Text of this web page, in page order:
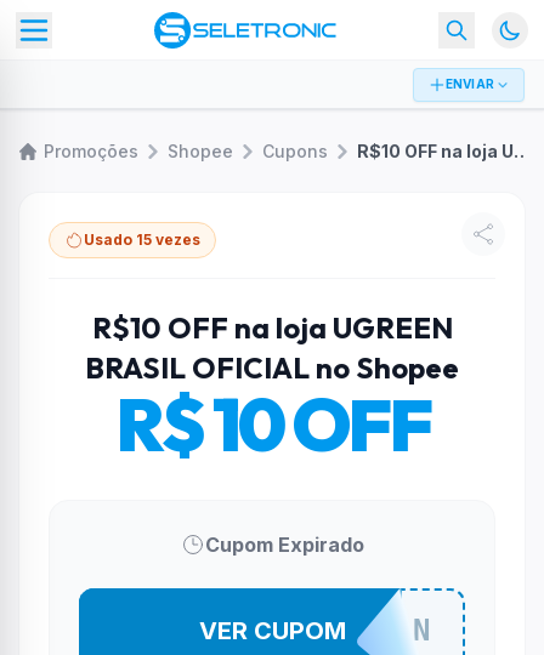
ENVIAR
Promoções Shopee Cupons R$10 OFF na loja UGREEN BRASIL OFICIAL no Shopee
Usado 15 vezes
R$10 OFF na loja UGREEN
BRASIL OFICIAL no Shopee
R$ 10 OFF
Cupom Expirado
UGREENFAN
VER CUPOM